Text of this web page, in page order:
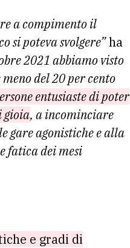
a compimento il
si poteva svolgere”ha
2021 abbiamo visto
del 20 per cento
entusiaste di poter
gioia, a incominciare
gare agonistiche e alla
fatica dei mesi
e gradi di